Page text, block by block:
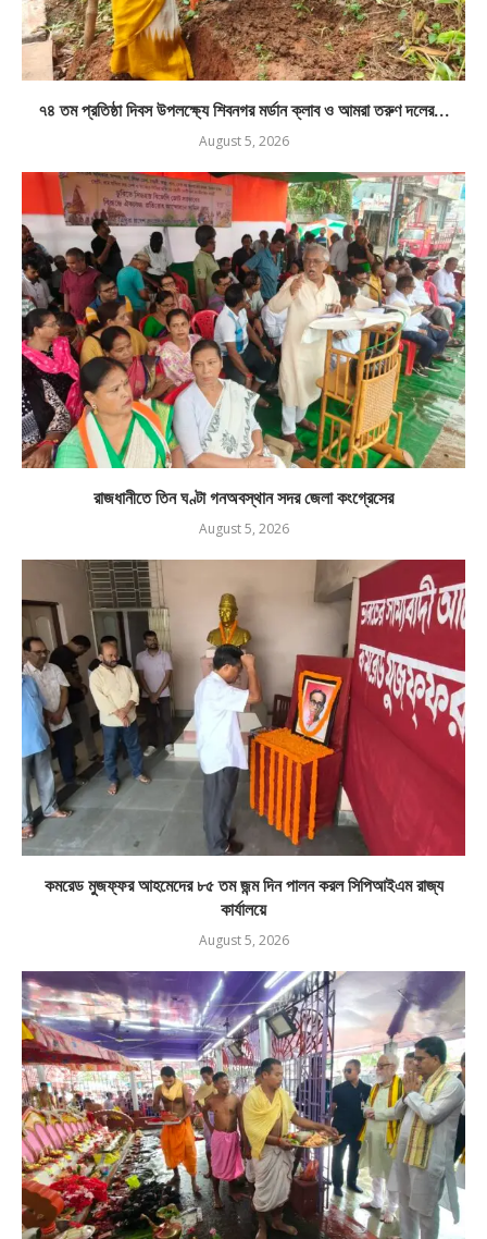
৭৪ তম প্রতিষ্ঠা দিবস উপলক্ষ্যে শিবনগর মর্ডান ক্লাব ও আমরা তরুণ দলের...
August 5, 2026
রাজধানীতে তিন ঘণ্টা গনঅবস্থান সদর জেলা কংগ্রেসের
August 5, 2026
কমরেড মুজফ্ফর আহমেদের ৮৫ তম জন্ম দিন পালন করল সিপিআইএম রাজ্য
কার্যালয়ে
August 5, 2026